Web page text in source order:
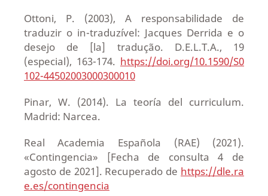
Ottoni, P. (2003), A responsabilidade de
traduzir o in-traduzível: Jacques Derrida e o
desejo de [la] tradução. D.E.L.T.A., 19
(especial), 163-174. https://doi.org/10.1590/S0
102-44502003000300010
Pinar, W. (2014). La teoría del curriculum.
Madrid: Narcea.
Real Academia Española (RAE) (2021).
«Contingencia» [Fecha de consulta 4 de
agosto de 2021]. Recuperado de https://dle.ra
e.es/contingencia